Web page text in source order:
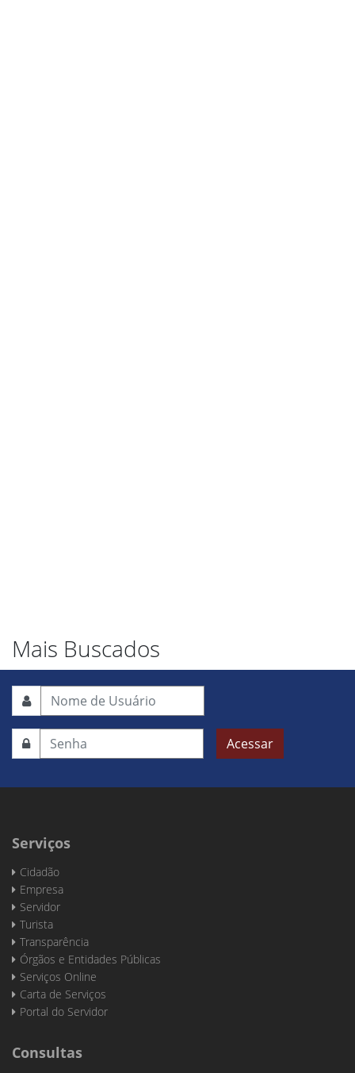
Mais Buscados
Acessar
Serviços
Cidadão
Empresa
Servidor
Turista
Transparência
Órgãos e Entidades Públicas
Serviços Online
Carta de Serviços
Portal do Servidor
Consultas